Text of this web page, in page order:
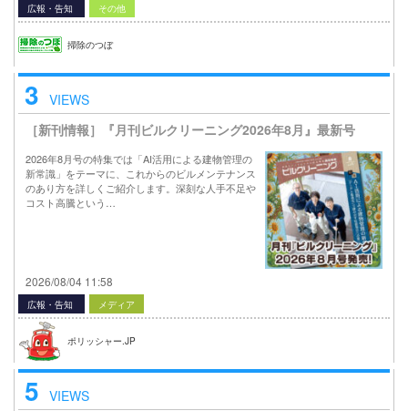
広報・告知 その他
掃除のつぼ
3 VIEWS
［新刊情報］『月刊ビルクリーニング2026年8月』最新号
2026年8月号の特集では「AI活用による建物管理の
新常識」をテーマに、これからのビルメンテナンス
のあり方を詳しくご紹介します。深刻な人手不足や
コスト高騰という…
2026/08/04 11:58
広報・告知 メディア
ポリッシャー.JP
5 VIEWS